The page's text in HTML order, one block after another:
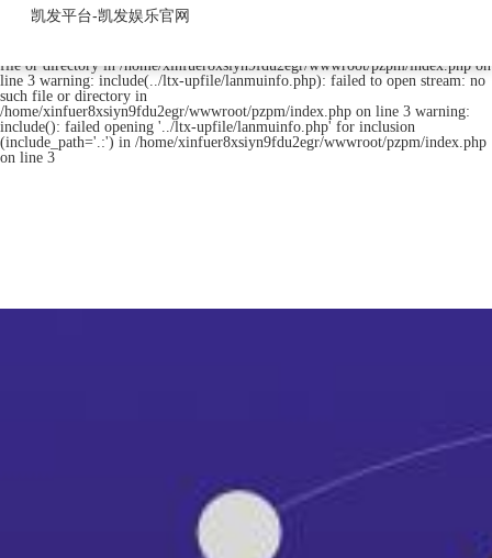
排针排母-凯发平台
file or directory in /home/xinfuer8xsiyn9fdu2egr/wwwroot/pzpm/index.php on
line 3 warning: include(../ltx-upfile/lanmuinfo.php): failed to open stream: no
such file or directory in
/home/xinfuer8xsiyn9fdu2egr/wwwroot/pzpm/index.php on line 3 warning:
include(): failed opening '../ltx-upfile/lanmuinfo.php' for inclusion
(include_path='.:') in /home/xinfuer8xsiyn9fdu2egr/wwwroot/pzpm/index.php
on line 3
凯发平台-凯发娱乐官网